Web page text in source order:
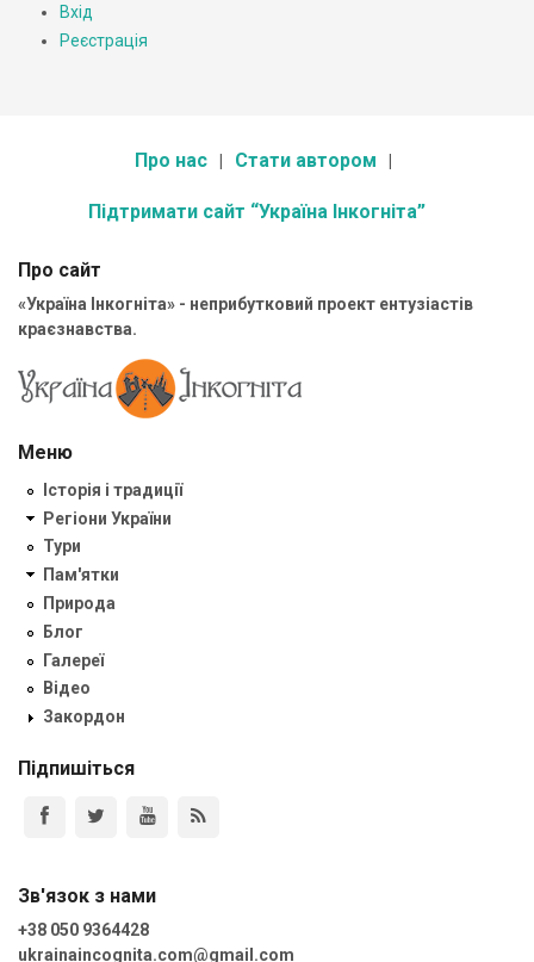
Вхід
Реєстрація
Про нас Стати автором
Підтримати сайт “Україна Інкогніта”
Про сайт
«Україна Інкогніта» - неприбутковий проект ентузіастів
краєзнавства.
Меню
Історія і традиції
Регіони України
Тури
Пам'ятки
Природа
Блог
Галереї
Відео
Закордон
Підпишіться
Зв'язок з нами
+38 050 9364428
ukrainaincognita.com@gmail.com